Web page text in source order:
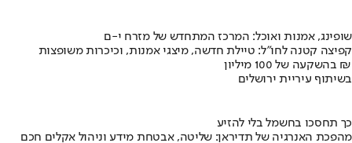
שופינג, אמנות ואוכל: המרכז המתחדש של מזרח י-ם
קפיצה קטנה לחו"ל: טיילת חדשה, מיצגי אמנות, וכיכרות משופצות
בהשקעה של 100 מיליון ₪
בשיתוף עיריית ירושלים
כך תחסכו בחשמל בלי להזיע
מהפכת האנרגיה של תדיראן: שליטה, אבטחת מידע וניהול אקלים חכם